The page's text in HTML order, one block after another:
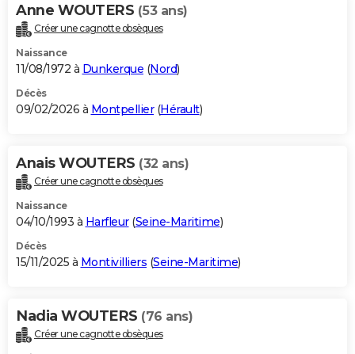
Carte de Noël
Carte Bonne année
Carte Saint-Valentin
Carte Pâques
Carte d'anniversaire
DICTIONNAIRE
Dictionnaire
Biographies
Citations
Expressions
Proverbes
PROGRAMME TV
S'inscrire
Se connecter
Lycées
Collèges
Primaires
Universités
Entreprises
Service militaire
Avis de recherche
AVIS DE DÉCÈS
Bricolage
Lifestyle
Culture
Sport
Auto
Television
Voyage
Cinema
Anne WOUTERS (53 ans)
Créer une cagnotte obsèques
Naissance
11/08/1972 à Dunkerque (Nord)
Décès
09/02/2026 à Montpellier(Hérault)
Anais WOUTERS (32 ans)
Créer une cagnotte obsèques
Naissance
04/10/1993 à Harfleur(Seine-Maritime)
Décès
15/11/2025 à Montivilliers (Seine-Maritime)
Nadia WOUTERS (76 ans)
Créer une cagnotte obsèques